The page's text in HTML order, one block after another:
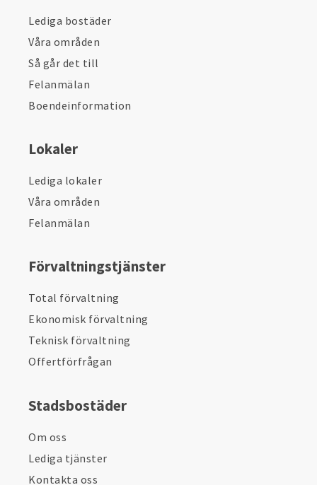
Lediga bostäder
Våra områden
Så går det till
Felanmälan
Boendeinformation
Lokaler
Lediga lokaler
Våra områden
Felanmälan
Förvaltningstjänster
Total förvaltning
Ekonomisk förvaltning
Teknisk förvaltning
Offertförfrågan
Stadsbostäder
Om oss
Lediga tjänster
Kontakta oss